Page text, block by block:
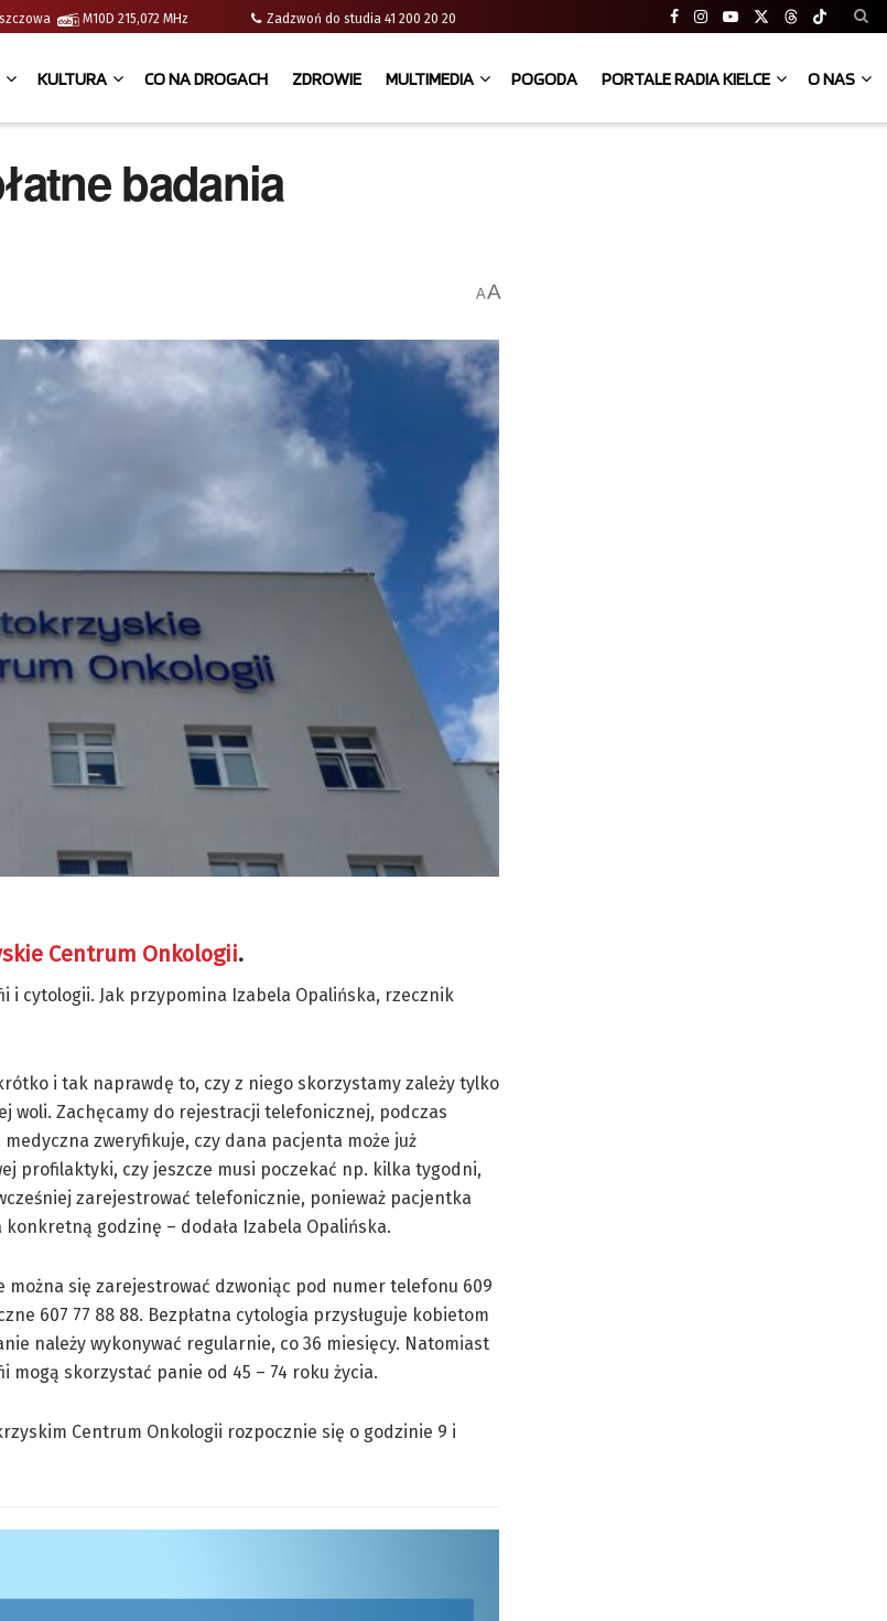
M10D 215,072 MHz Zadzwoń do studia 41 200 20 20
KULTURA CO NA DROGACH ZDROWIE MULTIMEDIA POGODA PORTALE RADIA KIELCE O NAS
badania
AA
Centrum Onkologii.
i cytologii. Jak przypomina Izabela Opalińska, rzecznik
i tak naprawdę to, czy z niego skorzystamy zależy tylko
woli. Zachęcamy do rejestracji telefonicznej, podczas
zweryfikuje, czy dana pacjenta może już
profilaktyki, czy jeszcze musi poczekać np. kilka tygodni,
zarejestrować telefonicznie, ponieważ pacjentka
konkretną godzinę – dodała Izabela Opalińska.
można się zarejestrować dzwoniąc pod numer telefonu 609
607 77 88 88. Bezpłatna cytologia przysługuje kobietom
należy wykonywać regularnie, co 36 miesięcy. Natomiast
mogą skorzystać panie od 45 – 74 roku życia.
Centrum Onkologii rozpocznie się o godzinie 9 i